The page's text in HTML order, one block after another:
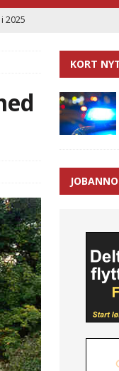
2025
over
KORT